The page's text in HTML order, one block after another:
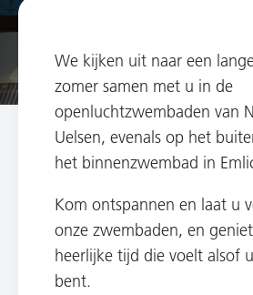
We kijken uit naar een
zomer samen met u in de
openluchtzwembaden van
Uelsen, evenals op het
het binnenzwembad in
Kom ontspannen en laat u
onze zwembaden, en
heerlijke tijd die voelt alsof
bent.